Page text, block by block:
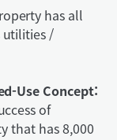
International
based on
the
demand for
ensuring a
and the
has all
utilities /
Use Concept:
of
that has 8,000